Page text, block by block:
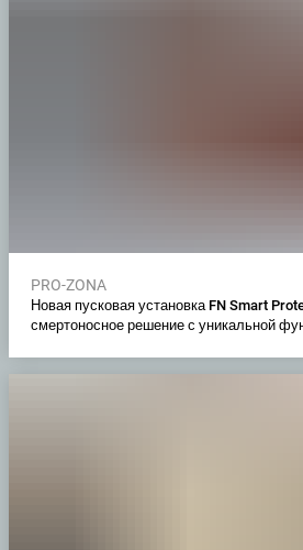
PRO-ZONA
Новая пусковая установка FN Smart
смертоносное решение с уникальной